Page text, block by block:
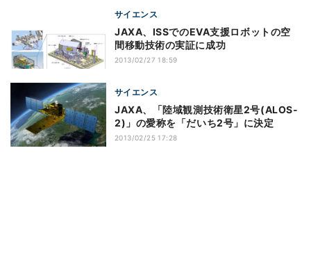
サイエンス
JAXA、ISSでのEVA支援ロボットの空
間移動技術の実証に成功
2013/02/27 18:59
サイエンス
JAXA、「陸域観測技術衛星2号(ALOS-
2)」の愛称を「だいち2号」に決定
2013/02/25 17:28